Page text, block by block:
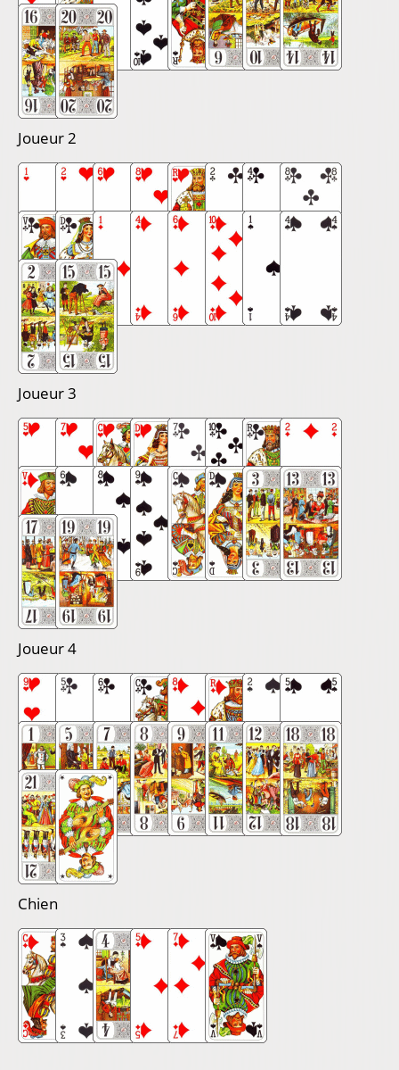
Joueur 2
Joueur 3
Joueur 4
Chien